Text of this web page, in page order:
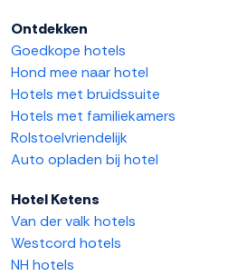
Ontdekken
Goedkope hotels
Hond mee naar hotel
Hotels met bruidssuite
Hotels met familiekamers
Rolstoelvriendelijk
Auto opladen bij hotel
Hotel Ketens
Van der valk hotels
Westcord hotels
NH hotels